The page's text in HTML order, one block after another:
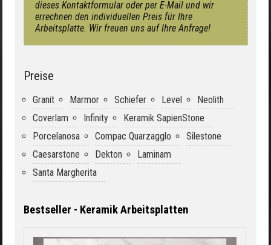
dieses Kontaktformular oder per E-Mail und wir
errechnen den individuellen Preis für Ihre
Arbeitsplatte. Wir freuen uns auf Ihre Anfrage!
Preise
Granit Marmor Schiefer Level
Neolith
Coverlam
Infinity
Keramik SapienStone
Porcelanosa
Compac Quarzagglo
Silestone
Caesarstone
Dekton
Laminam
Santa Margherita
Bestseller - Keramik Arbeitsplatten